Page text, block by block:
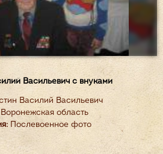
Васильевич с внуками
Василий Васильевич
Воронежская область
Послевоенное фото